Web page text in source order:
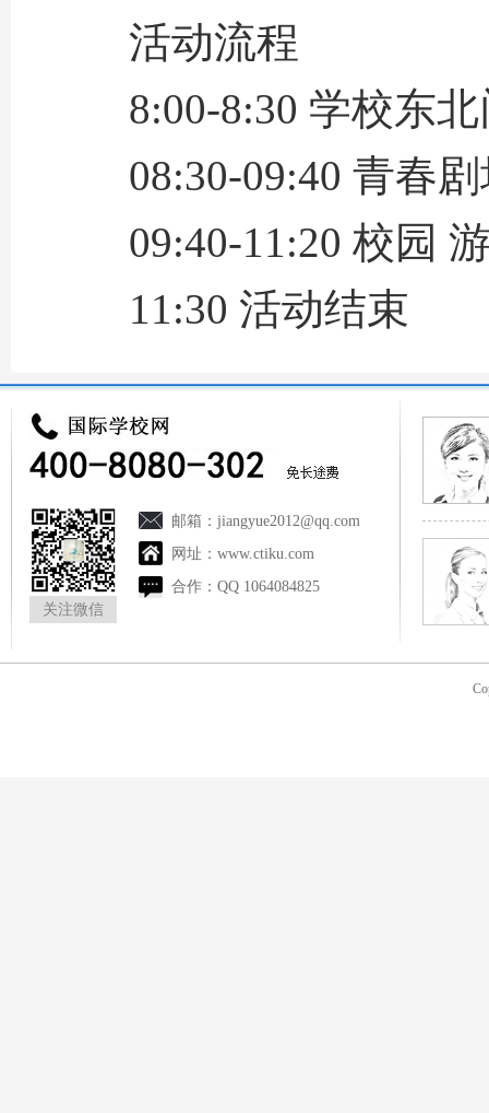
活动流程
8:00-8:30 学校东北
08:30-09:40 青春剧
09:40-11:20 校园 游
11:30 活动结束
关注微信
邮箱： jiangyue2012@qq.com
网址： www.ctiku.com
合作： QQ 1064084825